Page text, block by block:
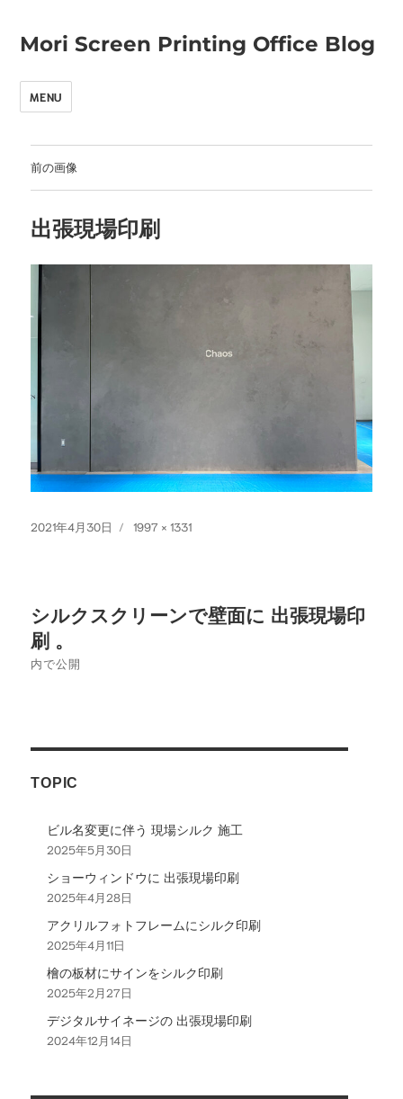
Mori Screen Printing Office Blog
MENU
前の画像
出張現場印刷
投
2021年4月30日
フ
1997 × 1331
稿
ナ
ョ
シルクスクリーンで壁面に 出張現場印
刷 。
内で公開
TOPIC
ビル名変更に伴う 現場シルク 施工
2025年5月30日
ショーウィンドウに 出張現場印刷
2025年4月28日
アクリルフォトフレームにシルク印刷
2025年4月11日
檜の板材にサインをシルク印刷
2025年2月27日
デジタルサイネージの 出張現場印刷
2024年12月14日